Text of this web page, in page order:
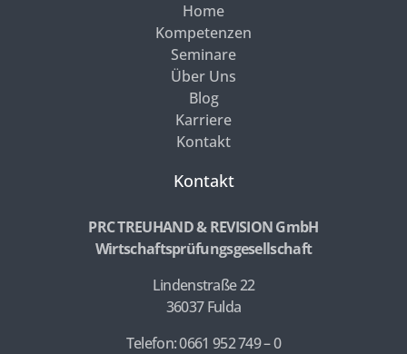
Home
Kompetenzen
Seminare
Über Uns
Blog
Karriere
Kontakt
Kontakt
PRC TREUHAND & REVISION GmbH
Wirtschaftsprüfungsgesellschaft
Lindenstraße 22
36037 Fulda
Telefon: 0661 952 749 – 0